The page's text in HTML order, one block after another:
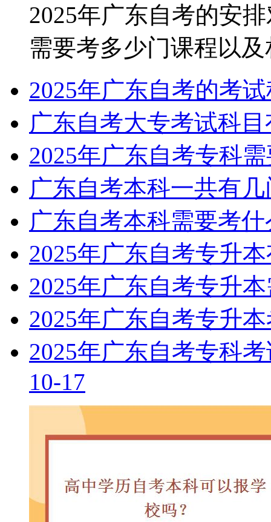
2025年广东自考的安
需要考多少门课程以及
2025年广东自考的考
广东自考大专考试科
2025年广东自考专科
广东自考本科一共有
广东自考本科需要考
2025年广东自考专升
2025年广东自考专升
2025年广东自考专升
2025年广东自考专科
10-17